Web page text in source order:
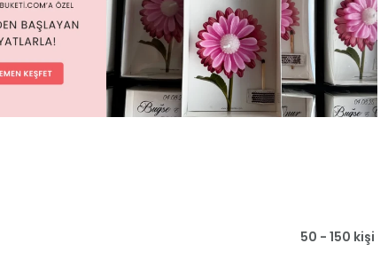
50 - 150 kişi